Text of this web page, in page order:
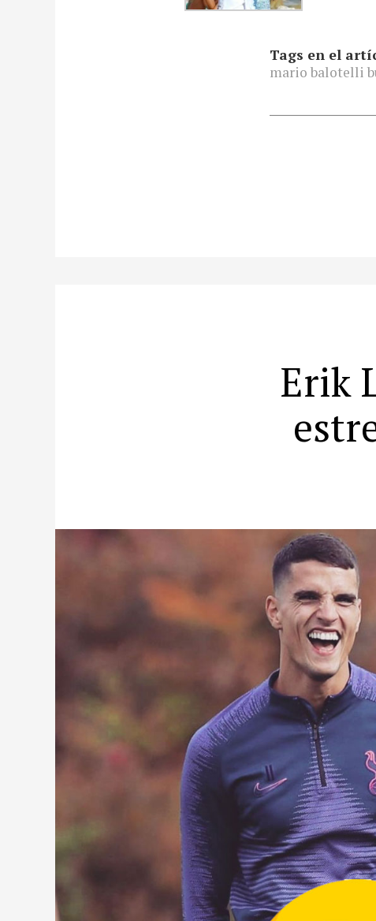
Tags en el
mario balotelli
Erik